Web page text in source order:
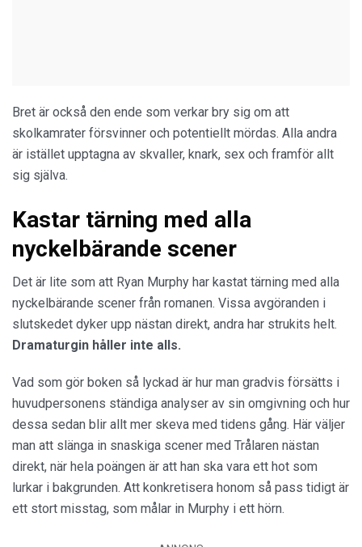
Bret är också den ende som verkar bry sig om att
skolkamrater försvinner och potentiellt mördas. Alla andra
är istället upptagna av skvaller, knark, sex och framför allt
sig själva.
Kastar tärning med alla
nyckelbärande scener
Det är lite som att Ryan Murphy har kastat tärning med alla
nyckelbärande scener från romanen. Vissa avgöranden i
slutskedet dyker upp nästan direkt, andra har strukits helt.
Dramaturgin håller inte alls.
Vad som gör boken så lyckad är hur man gradvis försätts i
huvudpersonens ständiga analyser av sin omgivning och hur
dessa sedan blir allt mer skeva med tidens gång. Här väljer
man att slänga in snaskiga scener med Trålaren nästan
direkt, när hela poängen är att han ska vara ett hot som
lurkar i bakgrunden. Att konkretisera honom så pass tidigt är
ett stort misstag, som målar in Murphy i ett hörn.